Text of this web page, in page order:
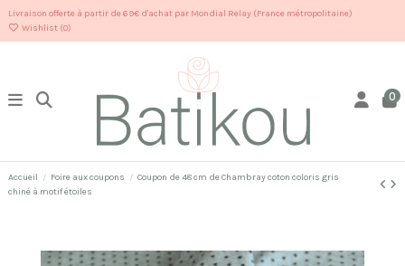
Livraison offerte à partir de 69€ d'achat par Mondial Relay (France métropolitaine)
Wishlist (0)
0
Accueil Foire aux coupons
Coupon de 48 cm de Chambray coton coloris gris
chiné à motif étoiles